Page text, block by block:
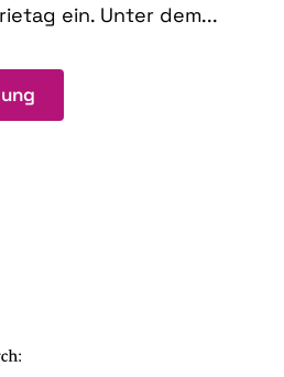
ein. Unter dem...